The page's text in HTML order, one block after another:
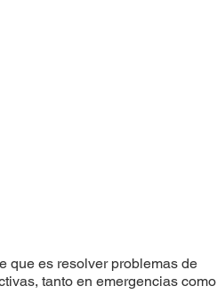
que es resolver problemas de
tanto en emergencias como